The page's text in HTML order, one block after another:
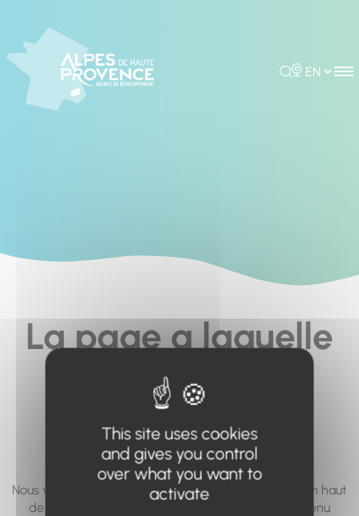
Rechercher
Choisir la
La page a laquelle
vous cherchez à
accéder n'existe
pas... ou plus.
Nous vous invitons à utiliser le moteur de recherche en haut
de page, ou à utiliser le menu pour trouver le contenu
This site uses cookies
and gives you control
over what you want to
activate